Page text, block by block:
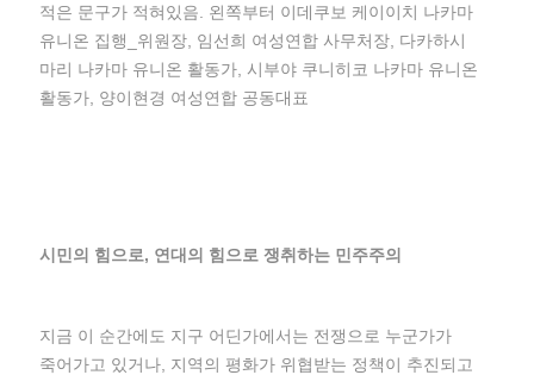
적은 문구가 적혀있음. 왼쪽부터 이데쿠보 케이이치 나카마
유니온 집행_위원장, 임선희 여성연합 사무처장, 다카하시
마리 나카마 유니온 활동가, 시부야 쿠니히코 나카마 유니온
활동가, 양이현경 여성연합 공동대표
시민의 힘으로, 연대의 힘으로 쟁취하는 민주주의
지금 이 순간에도 지구 어딘가에서는 전쟁으로 누군가가
죽어가고 있거나, 지역의 평화가 위협받는 정책이 추진되고